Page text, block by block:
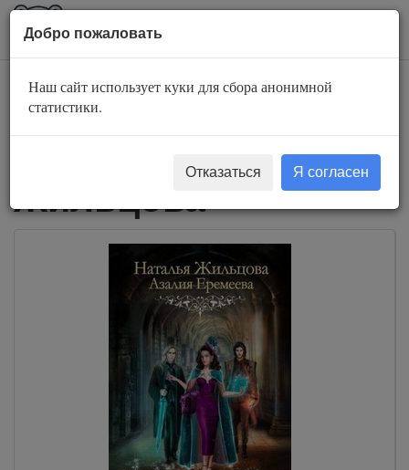
AuBook.org
Слушать
аудиокниги Наталья
Жильцова
Добро пожаловать
Наш сайт использует куки для сбора анонимной
статистики.
Отказаться Я согласен